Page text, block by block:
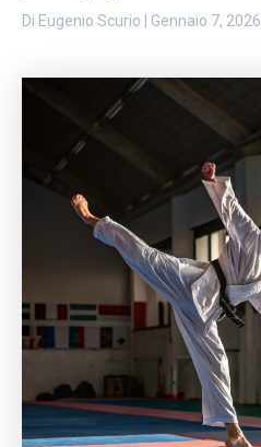
Di Eugenio Scurio | Gennaio 7, 2026